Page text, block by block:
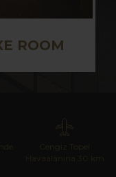
ROOM
Cengiz Topel
Havaalanına 30 km